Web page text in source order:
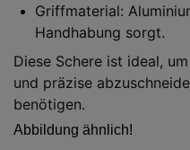
Griffmaterial:
Handhabung sorgt.
Diese Schere ist ideal,
und präzise
benötigen.
Abbildung ähnlich!